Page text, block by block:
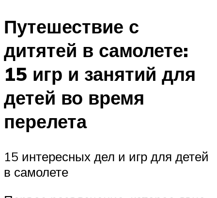
Путешествие с
дитятей в самолете:
15 игр и занятий для
детей во время
перелета
15 интересных дел и игр для детей
в самолете